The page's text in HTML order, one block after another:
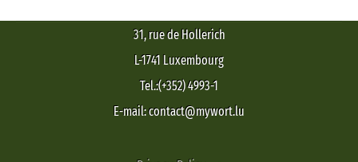
31, rue de Hollerich
L-1741 Luxembourg
Tel.:(+352) 4993-1
E-mail: contact@mywort.lu